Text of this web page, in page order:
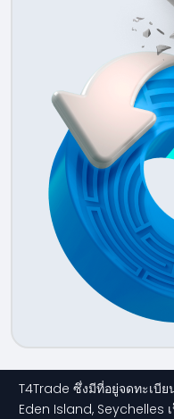
T4Trade ซึ่งมีที่อยู่จดทะเบีย
Eden Island, Seychelles